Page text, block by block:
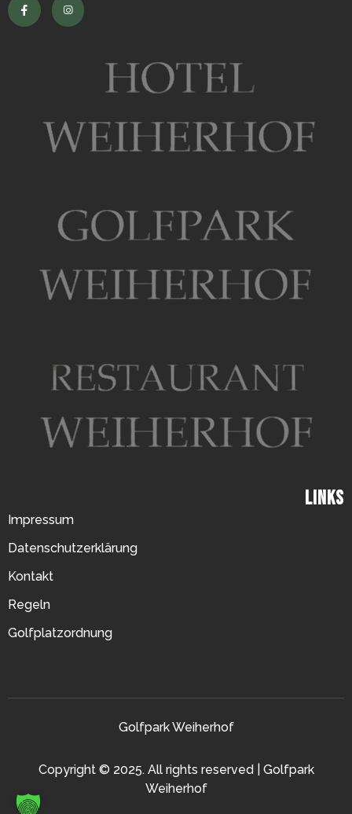
Links
Impressum
Datenschutzerklärung
Kontakt
Regeln
Golfplatzordnung
Golfpark Weiherhof
Copyright © 2025. All rights reserved | Golfpark
Weiherhof